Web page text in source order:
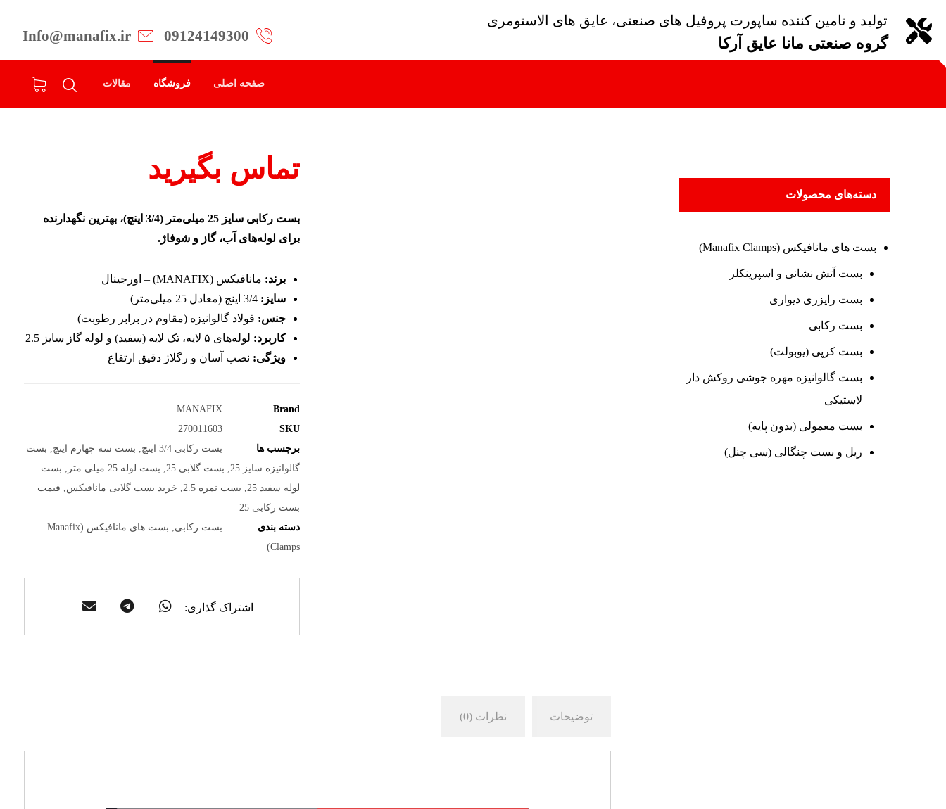
تولید و تامین کننده ساپورت پروفیل های صنعتی، عایق های الاستومری
گروه صنعتی مانا عایق آرکا Info@manafix.ir 09124149300
صفحه اصلی فروشگاه مقالات
تماس بگیرید
بست رکابی سایز 25 میلی‌متر (3/4 اینچ)، بهترین نگهدارنده
برای لوله‌های آب، گاز و شوفاژ.
برند: مانافیکس (MANAFIX) – اورجینال
سایز: 3/4 اینچ (معادل 25 میلی‌متر)
جنس: فولاد گالوانیزه (مقاوم در برابر رطوبت)
کاربرد: لوله‌های ۵ لایه، تک لایه (سفید) و لوله گاز سایز 2.5
ویژگی: نصب آسان و رگلاژ دقیق ارتفاع
Brand
MANAFIX
SKU
270011603
برچسب ها
بست رکابی 3/4 اینچ بست سه چهارم اینچ
بست
گالوانیزه سایز 25
بست گلابی 25 بست لوله 25 میلی متر
بست
لوله سفید 25
بست نمره 2.5 خرید بست گلابی مانافیکس
قیمت
بست رکابی 25
دسته بندی
بست رکابی
بست های مانافیکس (Manafix
Clamps)
توضیحات نظرات (0)
دسته‌های محصولات
بست های مانافیکس (Manafix Clamps)
بست آتش نشانی و اسپرینکلر
بست رایزری دیواری
بست رکابی
بست کرپی (یوبولت)
بست گالوانیزه مهره جوشی روکش دار
لاستیکی
بست معمولی (بدون پایه)
ریل و بست چنگالی (سی چنل)